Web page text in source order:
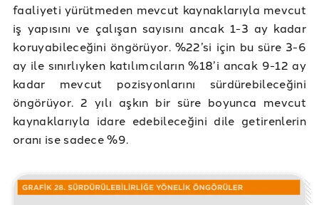
faaliyeti yürütmeden mevcut kaynaklarıyla mevcut
iş yapısını ve çalışan sayısını ancak 1-3 ay kadar
koruyabileceğini öngörüyor. %22’si için bu süre 3-6
ay ile sınırlıyken katılımcıların %18’i ancak 9-12 ay
kadar mevcut pozisyonlarını sürdürebileceğini
öngörüyor. 2 yılı aşkın bir süre boyunca mevcut
kaynaklarıyla idare edebileceğini dile getirenlerin
oranı ise sadece %9.